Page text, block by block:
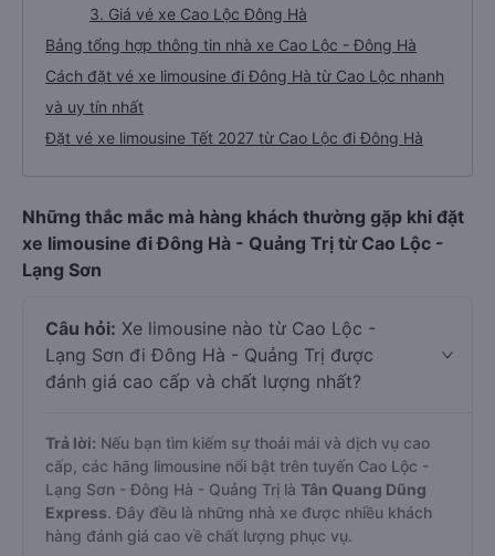
3. Giá vé xe Cao Lộc Đông Hà
Bảng tổng hợp thông tin nhà xe Cao Lộc - Đông Hà
Cách đặt vé xe limousine đi Đông Hà từ Cao Lộc nhanh
và uy tín nhất
Đặt vé xe limousine Tết 2027 từ Cao Lộc đi Đông Hà
Những thắc mắc mà hàng khách thường gặp khi đặt
xe limousine đi Đông Hà - Quảng Trị từ Cao Lộc -
Lạng Sơn
Câu hỏi: Xe limousine nào từ Cao Lộc -
Lạng Sơn đi Đông Hà - Quảng Trị được
đánh giá cao cấp và chất lượng nhất?
Trả lời: Nếu bạn tìm kiếm sự thoải mái và dịch vụ cao
cấp, các hãng limousine nổi bật trên tuyến Cao Lộc -
Lạng Sơn - Đông Hà - Quảng Trị là Tân Quang Dũng
Express. Đây đều là những nhà xe được nhiều khách
hàng đánh giá cao về chất lượng phục vụ.